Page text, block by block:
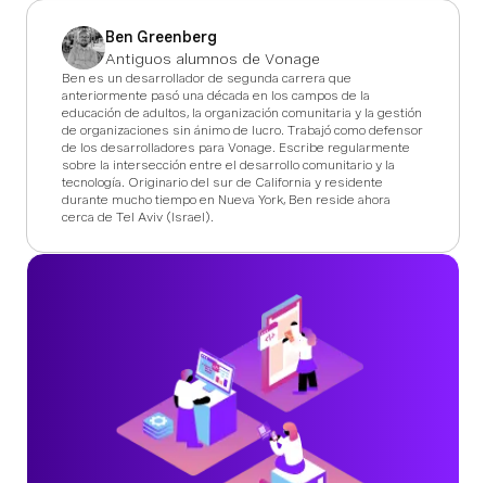
Ben Greenberg
Antiguos alumnos de Vonage
Ben es un desarrollador de segunda carrera que
anteriormente pasó una década en los campos de la
educación de adultos, la organización comunitaria y la gestión
de organizaciones sin ánimo de lucro. Trabajó como defensor
de los desarrolladores para Vonage. Escribe regularmente
sobre la intersección entre el desarrollo comunitario y la
tecnología. Originario del sur de California y residente
durante mucho tiempo en Nueva York, Ben reside ahora
cerca de Tel Aviv (Israel).